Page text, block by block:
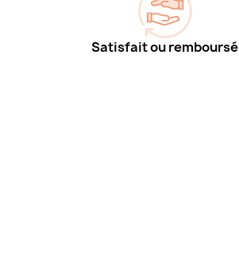
Satisfait ou remboursé